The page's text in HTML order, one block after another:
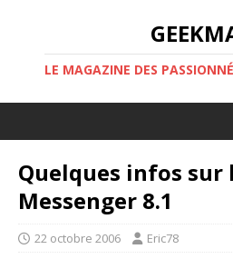
LE MAGAZINE DES
Quelques infos
Messenger 8.1
22 octobre 2006 Eric78